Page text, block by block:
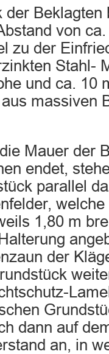
der Beklagten
von
zu der
Stahl-
und ca. 10
massiven
Mauer der
endet,
parallel
1,80 m
der
dann auf
an, in